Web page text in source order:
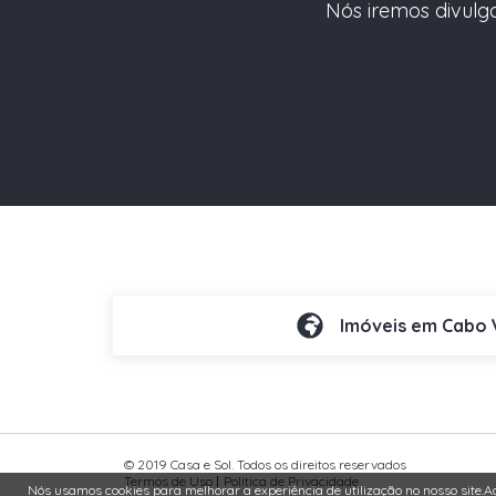
Nós iremos
Imóveis em Cabo
© 2019 Casa e Sol. Todos os direitos reservados
Termos de Uso
Política de Privacidade
Nós usamos cookies para melhorar a experiência de utilização no nosso site.